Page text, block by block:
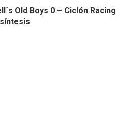
Old Boys 0 – Ciclón Racing